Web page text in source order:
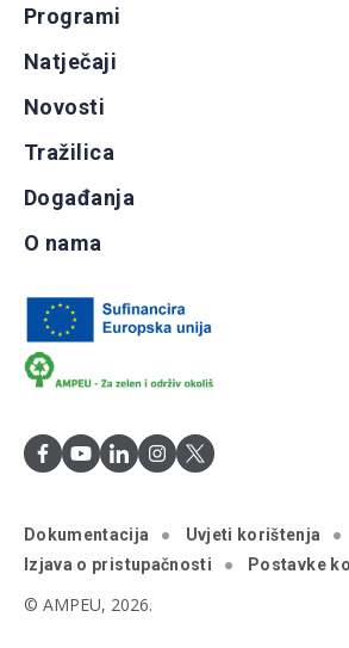
Programi
Natječaji
Novosti
Tražilica
Događanja
O nama
Dokumentacija Uvjeti korištenja
Izjava o pristupačnosti
Postavke
© AMPEU, 2026.